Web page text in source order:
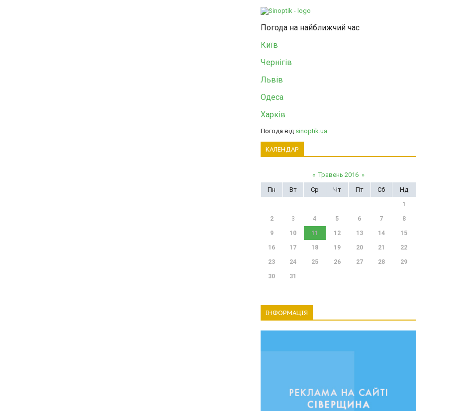
Погода на найближчий час
Київ
Чернігів
Львів
Одеса
Харків
Погода від sinoptik.ua
КАЛЕНДАР
« Травень 2016 »
Пн
Вт Ср Чт Пт Сб Нд
1
2 3 4 5 6 7 8
9 10 11 12 13 14 15
16 17 18 19 20 21 22
23 24 25 26 27 28 29
30 31
ІНФОРМАЦІЯ